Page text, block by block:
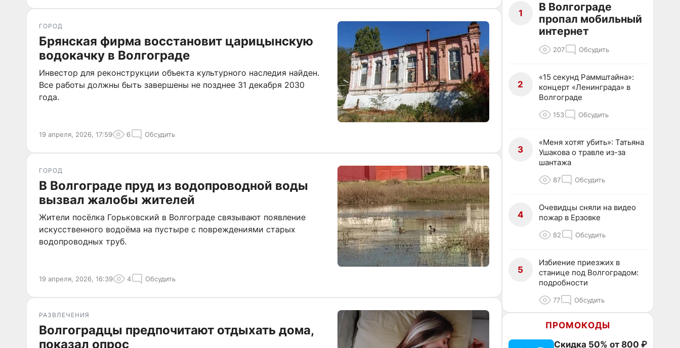
ГОРОД
Брянская фирма восстановит царицынскую
водокачку в Волгограде
Инвестор для реконструкции объекта культурного наследия найден.
Все работы должны быть завершены не позднее 31 декабря 2030
года.
19 апреля, 2026, 17:59 6 Обсудить
ГОРОД
В Волгограде пруд из водопроводной воды
вызвал жалобы жителей
Жители посёлка Горьковский в Волгограде связывают появление
искусственного водоёма на пустыре с повреждениями старых
водопроводных труб.
19 апреля, 2026, 16:39 4 Обсудить
РАЗВЛЕЧЕНИЯ
Волгоградцы предпочитают отдыхать дома,
показал опрос
1
В Волгограде
пропал мобильный
интернет
207 Обсудить
2
«15 секунд Раммштайна»:
концерт «Ленинграда» в
Волгограде
153 Обсудить
3
«Меня хотят убить»: Татьяна
Ушакова о травле из-за
шантажа
87 Обсудить
4
Очевидцы сняли на видео
пожар в Ерзовке
82 Обсудить
5
Избиение приезжих в
станице под Волгоградом:
подробности
77 Обсудить
ПРОМОКОДЫ
Скидка 50% от 800 ₽